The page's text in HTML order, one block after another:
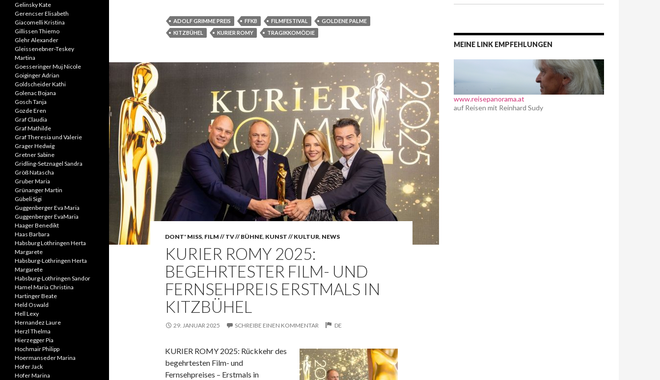
ADOLF GRIMME PREIS FFKB FILMFESTIVAL
GOLDENE PALME
KITZBÜHEL
KURIER ROMY TRAGIKKOMÖDIE
DONT' MISS, FILM // TV // BÜHNE, KUNST // KULTUR, NEWS
KURIER ROMY 2025:
BEGEHRTESTER FILM- UND
FERNSEHPREIS ERSTMALS IN
KITZBÜHEL
29. JANUAR 2025 SCHREIBE EINEN KOMMENTAR DE
KURIER ROMY 2025: Rückkehr des
begehrtesten Film- und
Fernsehpreises – Erstmals in
MEINE LINK EMPFEHLUNGEN
www.reisepanorama.at
auf Reisen mit Reinhard Sudy
Gelinsky Kate
Gerencser Elisabeth
Giacomelli Kristina
Gillissen Thiemo
Glehr Alexander
Gleissenebner-Teskey
Martina
Goesseringer Muj Nicole
Goiginger Adrian
Goldscheider Kathi
Golenac Bojana
Gosch Tanja
Gozde Eren
Graf Claudia
Graf Mathilde
Graf Theresia und Valerie
Grager Hedwig
Gretner Sabine
Gridling-Setznagel Sandra
Größ Natascha
Gruber Maria
Grünanger Martin
Gübeli Sigi
Guggenberger Eva Maria
Guggenberger EvaMaria
Haager Benedikt
Haas Barbara
Habsburg Lothringen Herta
Margarete
Habsburg-Lothringen Herta
Margarete
Habsburg-Lothringen Sandor
Hamel Maria Christina
Hartinger Beate
Held Oswald
Hell Lexy
Hernandez Laure
Herzl Thelma
Hierzegger Pia
Hochmair Philipp
Hoermanseder Marina
Hofer Jack
Hofer Marina